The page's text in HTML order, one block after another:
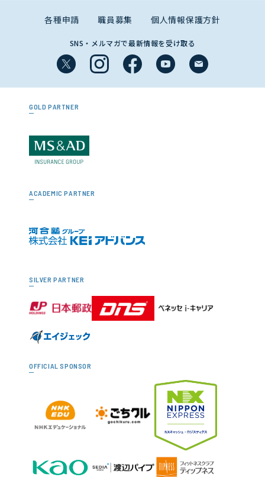
各種申請 職員募集 個人情報保護方針
SNS・メルマガで最新情報を受け取る
GOLD PARTNER
ACADEMIC PARTNER
SILVER PARTNER
OFFICIAL SPONSOR